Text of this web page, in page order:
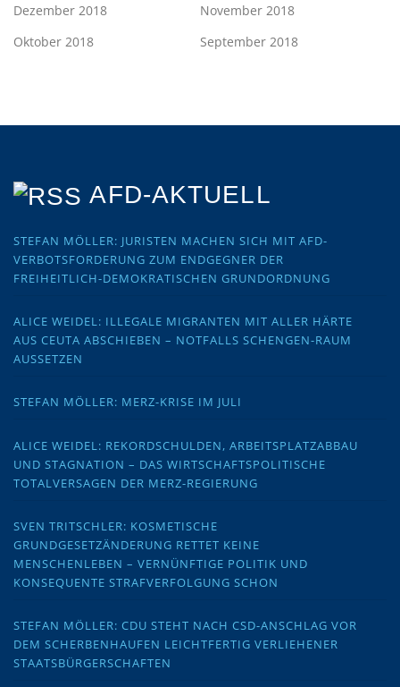
Dezember 2018
November 2018
Oktober 2018
September 2018
AFD-AKTUELL
STEFAN MÖLLER: JURISTEN MACHEN SICH MIT AFD-
VERBOTSFORDERUNG ZUM ENDGEGNER DER
FREIHEITLICH-DEMOKRATISCHEN GRUNDORDNUNG
ALICE WEIDEL: ILLEGALE MIGRANTEN MIT ALLER HÄRTE
AUS CEUTA ABSCHIEBEN – NOTFALLS SCHENGEN-RAUM
AUSSETZEN
STEFAN MÖLLER: MERZ-KRISE IM JULI
ALICE WEIDEL: REKORDSCHULDEN, ARBEITSPLATZABBAU
UND STAGNATION – DAS WIRTSCHAFTSPOLITISCHE
TOTALVERSAGEN DER MERZ-REGIERUNG
SVEN TRITSCHLER: KOSMETISCHE
GRUNDGESETZÄNDERUNG RETTET KEINE
MENSCHENLEBEN – VERNÜNFTIGE POLITIK UND
KONSEQUENTE STRAFVERFOLGUNG SCHON
STEFAN MÖLLER: CDU STEHT NACH CSD-ANSCHLAG VOR
DEM SCHERBENHAUFEN LEICHTFERTIG VERLIEHENER
STAATSBÜRGERSCHAFTEN